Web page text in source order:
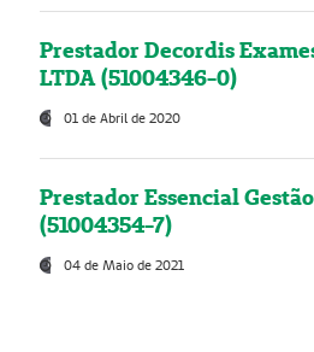
Prestador Decordis
LTDA (51004346-0)
01 de Abril de 2020
Prestador Essencial
(51004354-7)
04 de Maio de 2021